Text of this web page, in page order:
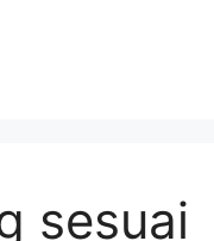
sesuai